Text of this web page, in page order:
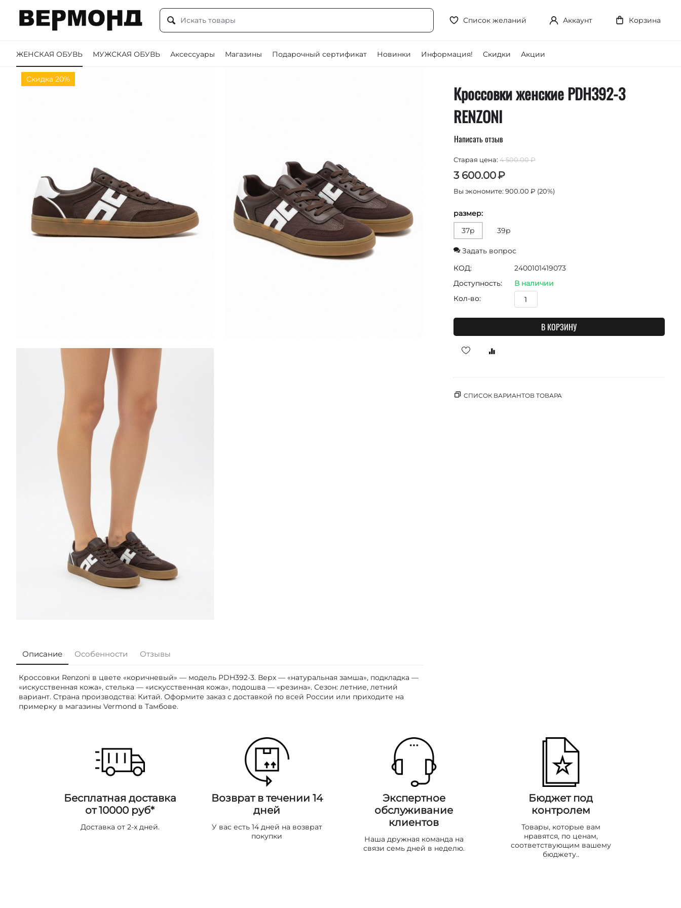
Список желаний Аккаунт Корзина
ЖЕНСКАЯ ОБУВЬ МУЖСКАЯ ОБУВЬ Аксессуары Магазины Подарочный сертификат Новинки Информация! Скидки Акции
Скидка 20%
Описание Особенности Отзывы
Кроссовки Renzoni в цвете «коричневый» — модель PDH392-3. Верх — «натуральная замша», подкладка —
«искусственная кожа», стелька — «искусственная кожа», подошва — «резина». Сезон: летние, летний
вариант. Страна производства: Китай. Оформите заказ с доставкой по всей России или приходите на
примерку в магазины Vermond в Тамбове.
Кроссовки женские PDH392-3
RENZONI
Написать отзыв
Старая цена:4 500.00₽
3 600.00₽
Вы экономите: 900.00 ₽ (20%)
размер:
37р
39р
Задать вопрос
КОД:
2400101419073
Доступность:
В наличии
Кол-во:
В КОРЗИНУ
СПИСОК ВАРИАНТОВ ТОВАРА
Бесплатная доставка
от 10000 руб*
Доставка от 2-х дней.
Возврат в течении 14
дней
У вас есть 14 дней на возврат
покупки
Экспертное
обслуживание
клиентов
Наша дружная команда на
связи семь дней в неделю.
Бюджет под
контролем
Товары, которые вам
нравятся, по ценам,
соответствующим вашему
бюджету..